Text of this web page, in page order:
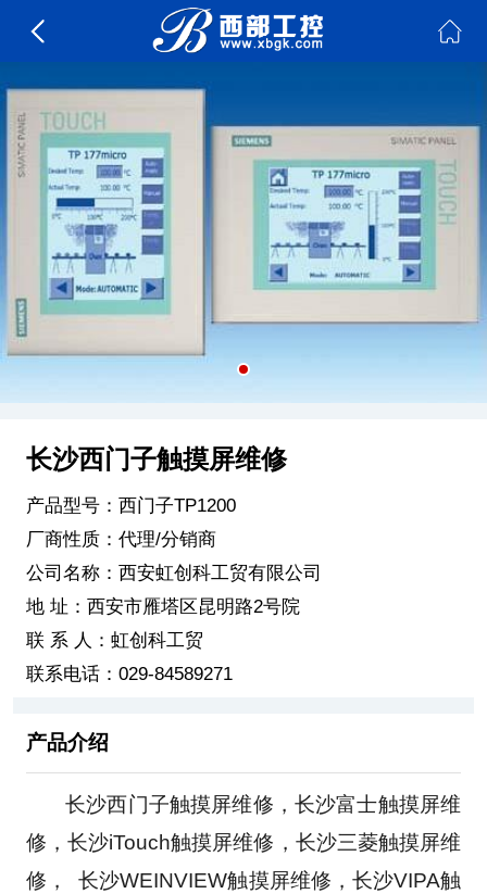
长沙西门子触摸屏维修
产品型号：西门子TP1200
厂商性质：代理/分销商
公司名称：西安虹创科工贸有限公司
地 址：西安市雁塔区昆明路2号院
联 系 人：虹创科工贸
联系电话：029-84589271
产品介绍
长沙西门子触摸屏维修，长沙富士触摸屏维
修，长沙iTouch触摸屏维修，长沙三菱触摸屏维
修，  长沙WEINVIEW触摸屏维修，长沙VIPA触